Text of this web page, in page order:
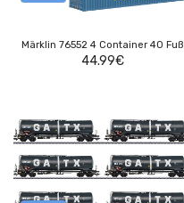
Märklin 76552 4 Container 40 Fuß
44.99€